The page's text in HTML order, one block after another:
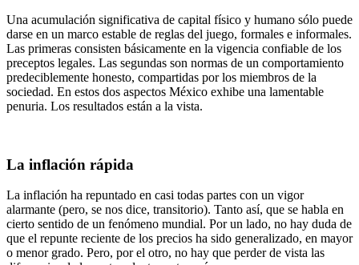
Una acumulación significativa de capital físico y humano sólo puede
darse en un marco estable de reglas del juego, formales e informales.
Las primeras consisten básicamente en la vigencia confiable de los
preceptos legales. Las segundas son normas de un comportamiento
predeciblemente honesto, compartidas por los miembros de la
sociedad. En estos dos aspectos México exhibe una lamentable
penuria. Los resultados están a la vista.
La inflación rápida
La inflación ha repuntado en casi todas partes con un vigor
alarmante (pero, se nos dice, transitorio). Tanto así, que se habla en
cierto sentido de un fenómeno mundial. Por un lado, no hay duda de
que el repunte reciente de los precios ha sido generalizado, en mayor
o menor grado. Pero, por el otro, no hay que perder de vista las